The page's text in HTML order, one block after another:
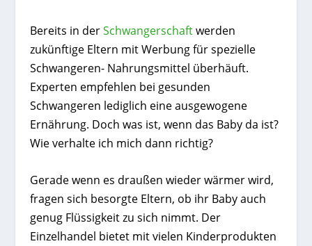
Bereits in derSchwangerschaftwerden
zukünftige Eltern mit Werbung für spezielle
Schwangeren- Nahrungsmittel überhäuft.
Experten empfehlen bei gesunden
Schwangeren lediglich eine ausgewogene
Ernährung. Doch was ist, wenn das Baby da ist?
Wie verhalte ich mich dann richtig?
Gerade wenn es draußen wieder wärmer wird,
fragen sich besorgte Eltern, ob ihr Baby auch
genug Flüssigkeit zu sich nimmt. Der
Einzelhandel bietet mit vielen Kinderprodukten